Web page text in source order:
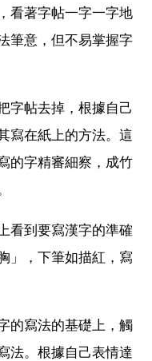
看著字帖一字一字地
筆意，但不易掌握字
字帖去掉，根據自己
寫在紙上的方法。這
的字精審細察，成竹
看到要寫漢字的準確
」，下筆如描紅，寫
的寫法的基礎上，觸
法。根據自己表情達